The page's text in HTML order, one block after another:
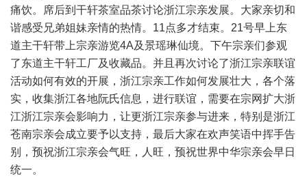
痛饮。席后到干轩茶室品茶讨论浙江宗亲发展。大家亲切和
谐感受兄弟姐妹亲情的热情。11点多才结束。21号早上东
道主干轩带上宗亲游览4A及景瑶琳仙境。下午宗亲们参观
了东道主干轩工厂及收藏品。并且再次讨论了浙江宗亲联谊
活动如何有效的开展，浙江宗亲工作如何发展壮大，各个落
实，收集浙江各地阮氏信息，进行联谊，需要在宗网扩大浙
江浙江宗亲会影响力，让更浙江宗亲参与进来，特别是浙江
苍南宗亲会成立要予以支持，最后大家在欢声笑语中挥手告
别，预祝浙江宗亲会气旺，人旺，预祝世界中华宗亲会早日
统一。